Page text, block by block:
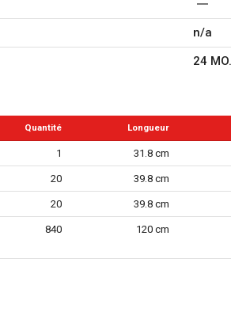
n/a
24 MO.
Quantité Longueur
1 31.8 cm
20 39.8 cm
20 39.8 cm
840 120 cm